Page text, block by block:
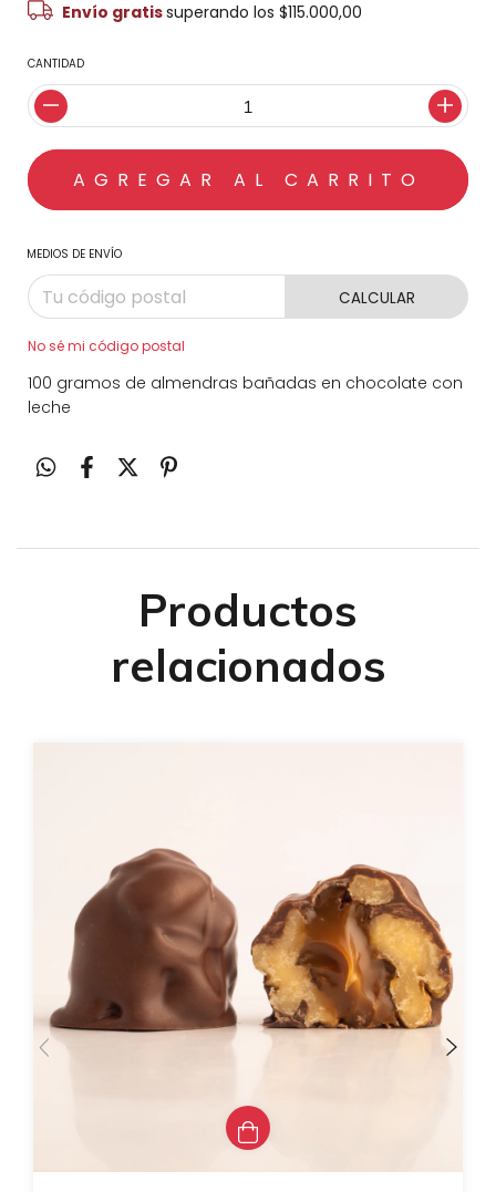
Envío gratissuperando los$115.000,00
CANTIDAD
MEDIOS DE ENVÍO
CALCULAR
No sé mi código postal
100 gramos de almendras bañadas en chocolate con
leche
Productos
relacionados